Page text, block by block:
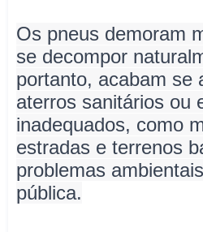
Os pneus demoram
se decompor
portanto, acabam se
aterros sanitários ou
inadequados, como
estradas e terrenos
problemas
pública.